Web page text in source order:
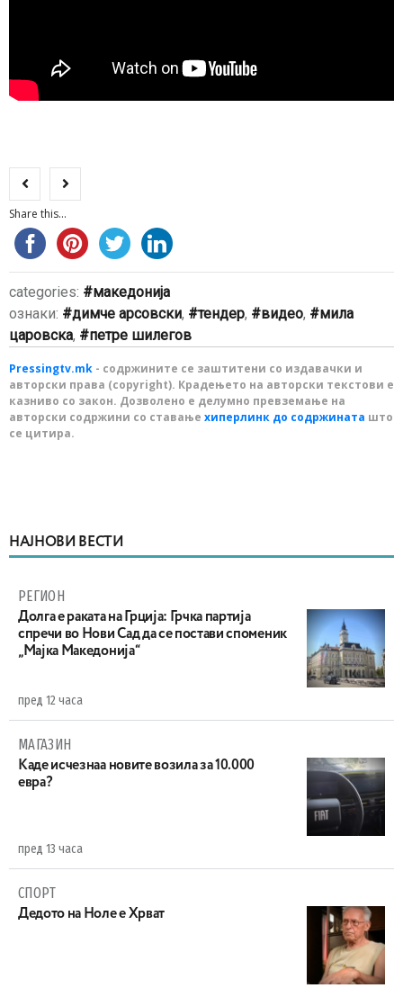
Share this...
categories:
македонија
ознаки:
димче арсовски, тендер, видео,
мила
царовска, петре шилегов
Pressingtv.mk - содржините се заштитени со издавачки и
авторски права (copyright). Крадењето на авторски текстови е
казниво со закон. Дозволено е делумно превземање на
авторски содржини со ставање хиперлинк до содржината што
се цитира.
НАЈНОВИ ВЕСТИ
РЕГИОН
Долга е раката на Грција: Грчка партија
спречи во Нови Сад да се постави споменик
„Мајка Македонија“
пред 12 часа
МАГАЗИН
Каде исчезнаа новите возила за 10.000
евра?
пред 13 часа
СПОРТ
Дедото на Ноле е Хрват